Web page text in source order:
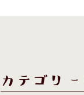
カテゴリ